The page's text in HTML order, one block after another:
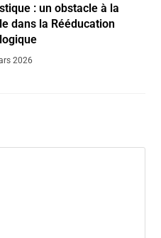
: un obstacle à la
dans la Rééducation
2026